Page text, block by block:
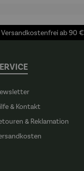
Versandkostenfrei ab 90 €
& Kontakt
& Reklamation